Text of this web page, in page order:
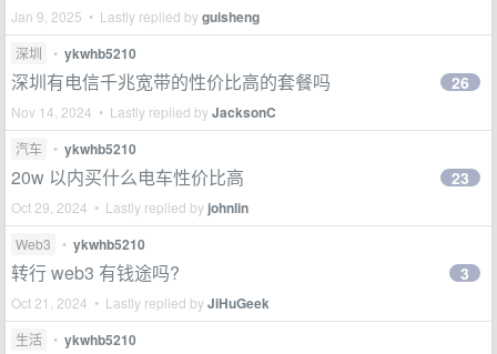
Jan 9, 2025 • Lastly replied byguisheng
深圳 • ykwhb5210
深圳有电信千兆宽带的性价比高的套餐吗
Nov 14, 2024 • Lastly replied byJacksonC
26
汽车 • ykwhb5210
20w 以内买什么电车性价比高
Oct 29, 2024 • Lastly replied by johnlin
23
Web3 • ykwhb5210
转行 web3 有钱途吗?
Oct 21, 2024 • Lastly replied byJiHuGeek
3
生活 • ykwhb5210